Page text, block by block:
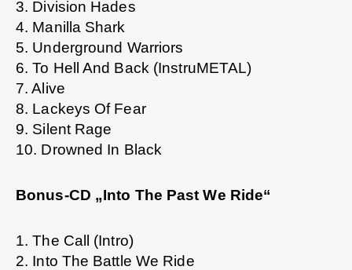
3. Division Hades
4. Manilla Shark
5. Underground Warriors
6. To Hell And Back (InstruMETAL)
7. Alive
8. Lackeys Of Fear
9. Silent Rage
10. Drowned In Black
Bonus-CD „Into The Past We Ride“
1. The Call (Intro)
2. Into The Battle We Ride